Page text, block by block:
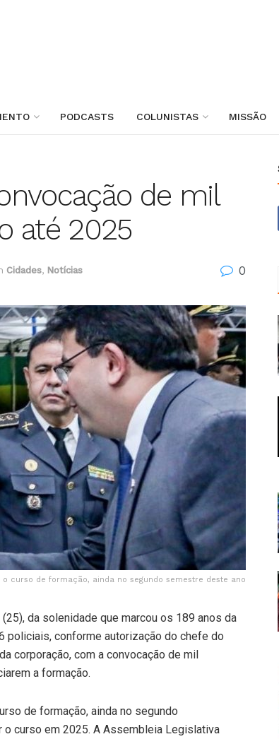
PODCASTS COLUNISTAS MISSÃO
de mil
até 2025
Cidades, Notícias 0
curso de formação, ainda no segundo semestre deste ano
da solenidade que marcou os 189 anos da
policiais, conforme autorização do chefe do
corporação, com a convocação de mil
a formação.
de formação, ainda no segundo
curso em 2025. A Assembleia Legislativa